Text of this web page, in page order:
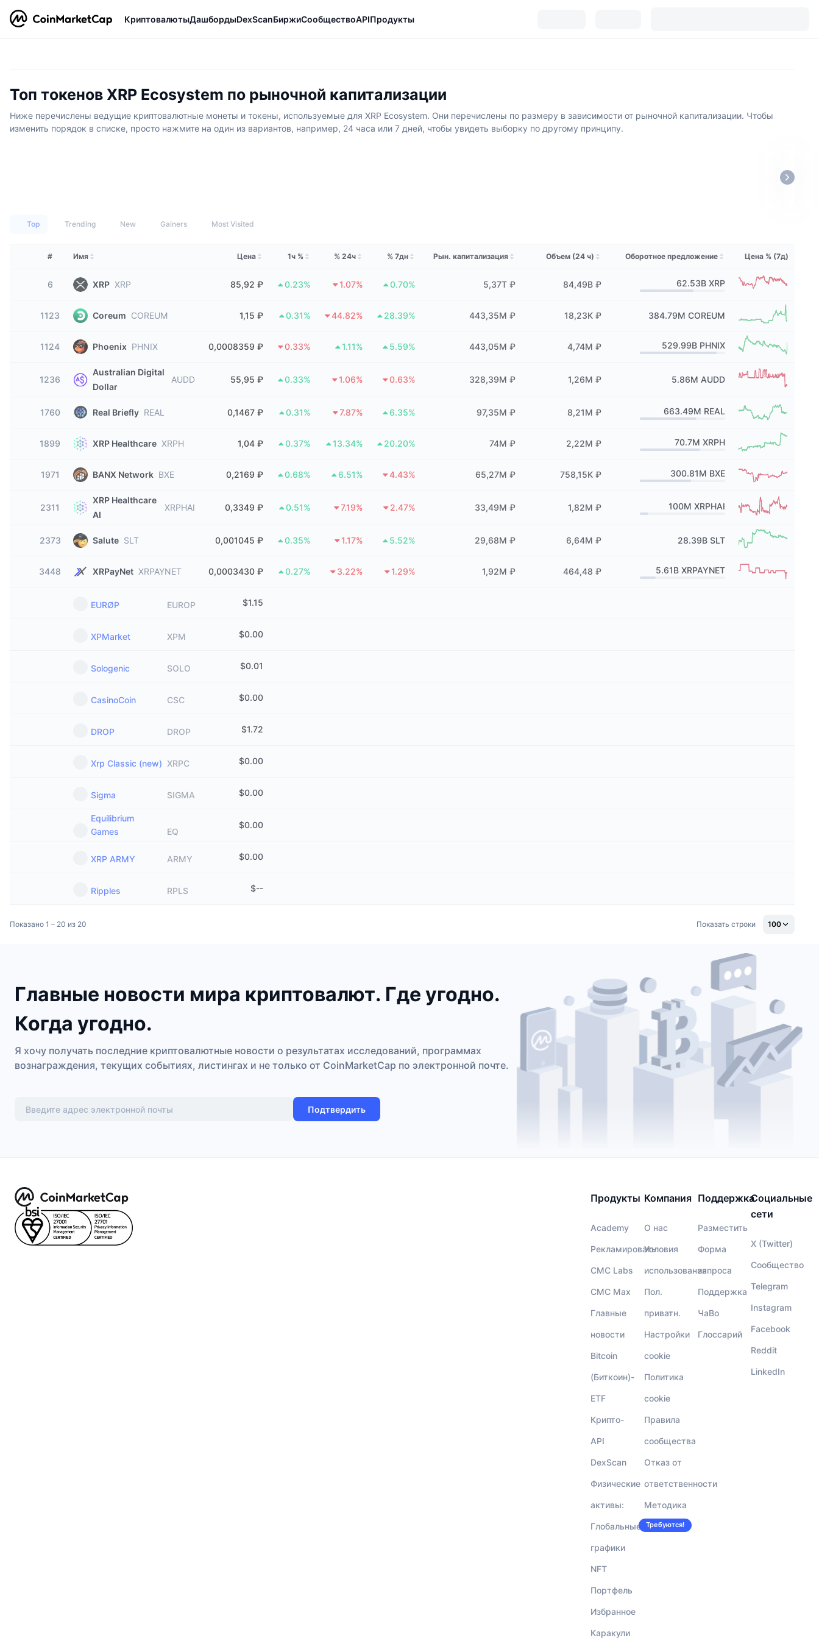
КриптовалютыДашбордыDexScanБиржиСообществоAPIПродукты
Топ токенов XRP Ecosystem по рыночной капитализации
Ниже перечислены ведущие криптовалютные монеты и токены, используемые для XRP Ecosystem. Они перечислены по размеру в зависимости от рыночной капитализации. Чтобы
изменить порядок в списке, просто нажмите на один из вариантов, например, 24 часа или 7 дней, чтобы увидеть выборку по другому принципу.
Top Trending New Gainers Most Visited
# Имя Цена 1ч % % 24ч % 7дн Рын. капитализация Объем (24 ч) Оборотное предложение Цена % (7д)
6 XRP XRP 85,92 ₽ 0.23% 1.07% 0.70% 5,37T ₽ 84,49B ₽ 62.53B XRP
1123 Coreum COREUM 1,15 ₽ 0.31% 44.82% 28.39% 443,35M ₽ 18,23K ₽ 384.79M COREUM
1124 Phoenix PHNIX 0,0008359 ₽ 0.33% 1.11% 5.59% 443,05M ₽ 4,74M ₽ 529.99B PHNIX
1236
Australian Digital
Dollar
AUDD 55,95 ₽ 0.33% 1.06% 0.63% 328,39M ₽ 1,26M ₽ 5.86M AUDD
1760 Real Briefly REAL 0,1467 ₽ 0.31% 7.87% 6.35% 97,35M ₽ 8,21M ₽ 663.49M REAL
1899 XRP Healthcare XRPH 1,04 ₽ 0.37% 13.34% 20.20% 74M ₽ 2,22M ₽ 70.7M XRPH
1971 BANX Network BXE 0,2169 ₽ 0.68% 6.51% 4.43% 65,27M ₽ 758,15K ₽ 300.81M BXE
2311
XRP Healthcare
AI
XRPHAI 0,3349 ₽ 0.51% 7.19% 2.47% 33,49M ₽ 1,82M ₽ 100M XRPHAI
2373 Salute SLT 0,001045 ₽ 0.35% 1.17% 5.52% 29,68M ₽ 6,64M ₽ 28.39B SLT
3448 XRPayNet XRPAYNET 0,0003430 ₽ 0.27% 3.22% 1.29% 1,92M ₽ 464,48 ₽ 5.61B XRPAYNET
EURØP EUROP $1.15
XPMarket XPM $0.00
Sologenic SOLO $0.01
CasinoCoin CSC $0.00
DROP DROP $1.72
Xrp Classic (new) XRPC $0.00
Sigma SIGMA $0.00
Equilibrium
Games
EQ
$0.00
XRP ARMY ARMY $0.00
Ripples RPLS $--
Показано 1 – 20 из 20 Показать строки 100
Главные новости мира криптовалют. Где угодно.
Когда угодно.
Я хочу получать последние криптовалютные новости о результатах исследований, программах
вознаграждения, текущих событиях, листингах и не только от CoinMarketCap по электронной почте.
Подтвердить
Продукты
Academy
Рекламировать
CMC Labs
CMC Max
Главные
новости
Bitcoin
(Биткоин)-
ETF
Крипто-
API
DexScan
Физические
активы:
Глобальные
графики
NFT
Портфель
Избранное
Каракули
Компания
О нас
Условия
использования
Пол.
приватн.
Настройки
cookie
Политика
cookie
Правила
сообщества
Отказ от
ответственности
Методика
Вакансии
Требуются!
Поддержка
Разместить
Форма
запроса
Поддержка
ЧаВо
Глоссарий
Социальные
сети
X (Twitter)
Сообщество
Telegram
Instagram
Facebook
Reddit
LinkedIn